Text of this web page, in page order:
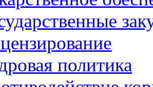
политика